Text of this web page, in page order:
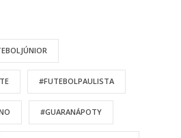
#FUTEBOLPAULISTA
#GUARANÁPOTY